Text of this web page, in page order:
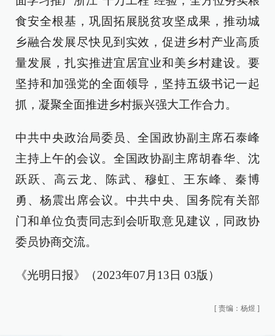
食安全根基，巩固拓展脱贫攻坚成果，推动城
乡融合发展尽快见到实效，促进乡村产业高质
量发展，扎实推进宜居宜业和美乡村建设。要
坚持和加强党的全面领导，坚持五级书记一起
抓，凝聚全面推进乡村振兴强大工作合力。
中共中央政治局委员、全国政协副主席石泰峰
主持上午的会议。全国政协副主席胡春华、沈
跃跃、高云龙、陈武、穆虹、王东峰、秦博
勇、杨震出席会议。中共中央、国务院有关部
门和单位负责同志到会听取意见建议，同政协
委员协商交流。
《光明日报》（2023年07月13日 03版）
[ 责编：杨煜 ]